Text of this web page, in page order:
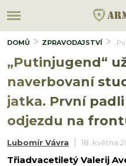
DOMŮ ZPRAVODAJSTVÍ
„Putinjugend“
naverbovaní
jatka. První
odjezdu na
Lubomír Vávra 18. května
Třiadvacetiletý Valerij